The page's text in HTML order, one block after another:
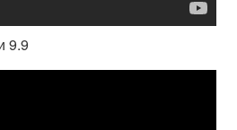
9.9